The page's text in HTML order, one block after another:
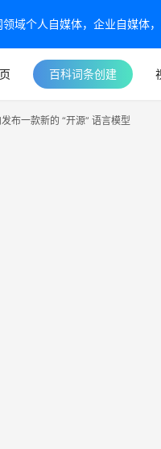
域个人自媒体，企业自媒体
百科词条创建
布一款新的 “开源” 语言模型